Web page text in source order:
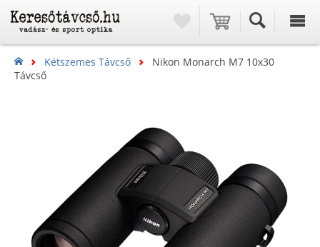
Kétszemes Távcső
Nikon Monarch M7 10x30
Távcső